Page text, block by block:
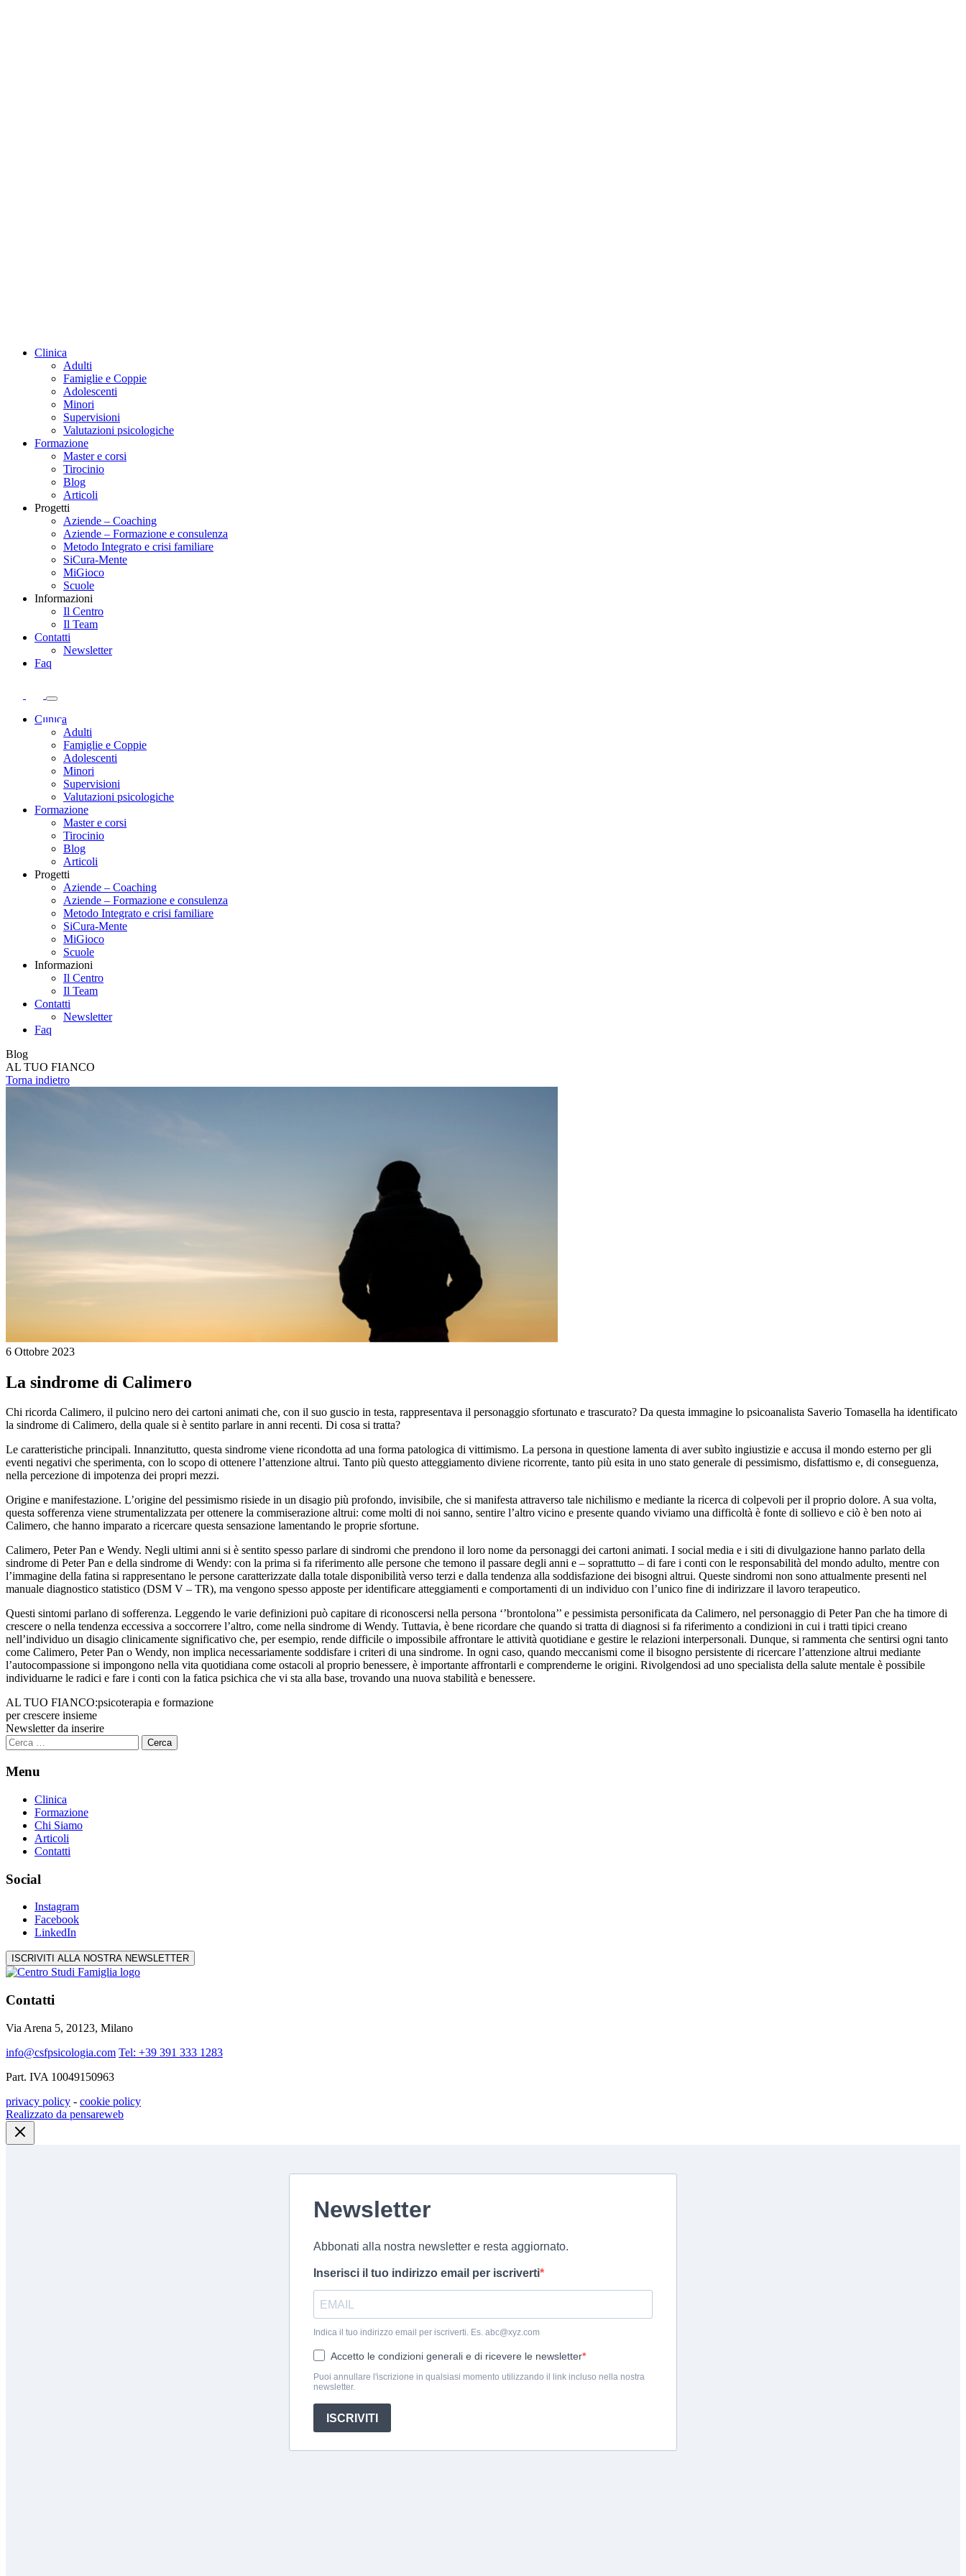
Clinica
Adulti
Famiglie e Coppie
Adolescenti
Minori
Supervisioni
Valutazioni psicologiche
Formazione
Master e corsi
Tirocinio
Blog
Articoli
Progetti
Aziende – Coaching
Aziende – Formazione e consulenza
Metodo Integrato e crisi familiare
SiCura-Mente
MiGioco
Scuole
Informazioni
Il Centro
Il Team
Contatti
Newsletter
Faq
Clinica
Adulti
Famiglie e Coppie
Adolescenti
Minori
Supervisioni
Valutazioni psicologiche
Formazione
Master e corsi
Tirocinio
Blog
Articoli
Progetti
Aziende – Coaching
Aziende – Formazione e consulenza
Metodo Integrato e crisi familiare
SiCura-Mente
MiGioco
Scuole
Informazioni
Il Centro
Il Team
Contatti
Newsletter
Faq
Blog
AL TUO FIANCO
Torna indietro
6 Ottobre 2023
La sindrome di Calimero
Chi ricorda Calimero, il pulcino nero dei cartoni animati che, con il suo guscio in testa, rappresentava il personaggio sfortunato e trascurato? Da questa immagine lo psicoanalista Saverio Tomasella ha identificato
la sindrome di Calimero, della quale si è sentito parlare in anni recenti. Di cosa si tratta?
Le caratteristiche principali. Innanzitutto, questa sindrome viene ricondotta ad una forma patologica di vittimismo. La persona in questione lamenta di aver subìto ingiustizie e accusa il mondo esterno per gli
eventi negativi che sperimenta, con lo scopo di ottenere l’attenzione altrui. Tanto più questo atteggiamento diviene ricorrente, tanto più esita in uno stato generale di pessimismo, disfattismo e, di conseguenza,
nella percezione di impotenza dei propri mezzi.
Origine e manifestazione. L’origine del pessimismo risiede in un disagio più profondo, invisibile, che si manifesta attraverso tale nichilismo e mediante la ricerca di colpevoli per il proprio dolore. A sua volta,
questa sofferenza viene strumentalizzata per ottenere la commiserazione altrui: come molti di noi sanno, sentire l’altro vicino e presente quando viviamo una difficoltà è fonte di sollievo e ciò è ben noto ai
Calimero, che hanno imparato a ricercare questa sensazione lamentando le proprie sfortune.
Calimero, Peter Pan e Wendy. Negli ultimi anni si è sentito spesso parlare di sindromi che prendono il loro nome da personaggi dei cartoni animati. I social media e i siti di divulgazione hanno parlato della
sindrome di Peter Pan e della sindrome di Wendy: con la prima si fa riferimento alle persone che temono il passare degli anni e – soprattutto – di fare i conti con le responsabilità del mondo adulto, mentre con
l’immagine della fatina si rappresentano le persone caratterizzate dalla totale disponibilità verso terzi e dalla tendenza alla soddisfazione dei bisogni altrui. Queste sindromi non sono attualmente presenti nel
manuale diagnostico statistico (DSM V – TR), ma vengono spesso apposte per identificare atteggiamenti e comportamenti di un individuo con l’unico fine di indirizzare il lavoro terapeutico.
Questi sintomi parlano di sofferenza. Leggendo le varie definizioni può capitare di riconoscersi nella persona ‘’brontolona’’ e pessimista personificata da Calimero, nel personaggio di Peter Pan che ha timore di
crescere o nella tendenza eccessiva a soccorrere l’altro, come nella sindrome di Wendy. Tuttavia, è bene ricordare che quando si tratta di diagnosi si fa riferimento a condizioni in cui i tratti tipici creano
nell’individuo un disagio clinicamente significativo che, per esempio, rende difficile o impossibile affrontare le attività quotidiane e gestire le relazioni interpersonali. Dunque, si rammenta che sentirsi ogni tanto
come Calimero, Peter Pan o Wendy, non implica necessariamente soddisfare i criteri di una sindrome. In ogni caso, quando meccanismi come il bisogno persistente di ricercare l’attenzione altrui mediante
l’autocompassione si impongono nella vita quotidiana come ostacoli al proprio benessere, è importante affrontarli e comprenderne le origini. Rivolgendosi ad uno specialista della salute mentale è possibile
individuarne le radici e fare i conti con la fatica psichica che vi sta alla base, trovando una nuova stabilità e benessere.
AL TUO FIANCO:psicoterapia e formazione
per crescere insieme
Newsletter da inserire
Ricerca
per:
Menu
Clinica
Formazione
Chi Siamo
Articoli
Contatti
Social
Instagram
Facebook
LinkedIn
ISCRIVITI ALLA NOSTRA NEWSLETTER
Contatti
Via Arena 5, 20123, Milano
info@csfpsicologia.com Tel: +39 391 333 1283
Part. IVA 10049150963
privacy policy - cookie policy
Realizzato da pensareweb